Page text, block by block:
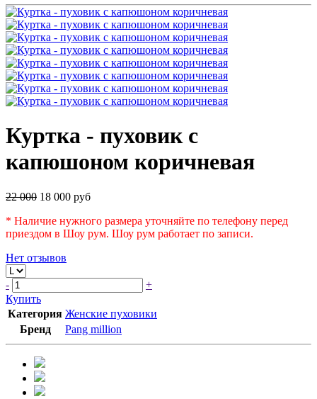
Куртка - пуховик с
капюшоном коричневая
22 000 18 000 руб
* Наличие нужного размера уточняйте по телефону перед
приездом в Шоу рум. Шоу рум работает по записи.
Нет отзывов
-
+
Купить
Категория Женские пуховики
Бренд
Pang million